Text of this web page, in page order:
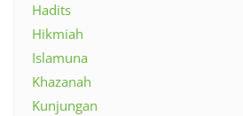
Hadits
Hikmiah
Islamuna
Khazanah
Kunjungan